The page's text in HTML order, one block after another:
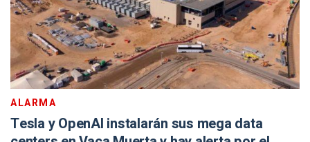
ALARMA
Tesla y OpenAI instalarán sus mega data